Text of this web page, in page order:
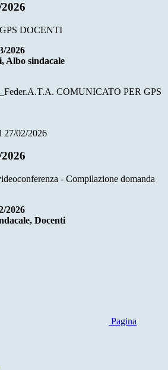
DOCENTI
2026
Albo sindacale
COMUNICATO PER GPS
27/02/2026
- Compilazione domanda
2026
Docenti
Pagina